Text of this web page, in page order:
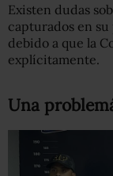
Existen dudas
capturados en su
debido a que la
explícitamente.
Una